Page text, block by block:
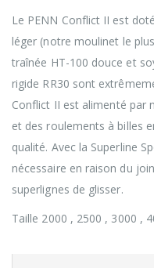
Le PENN Conflict II est
léger (notre moulinet le
traînée HT-100 douce et
rigide RR30 sont
Conflict II est alimenté par
et des roulements à billes
qualité. Avec la Superline
nécessaire en raison du
superlignes de glisser.
Taille 2000 , 2500 , 3000 ,